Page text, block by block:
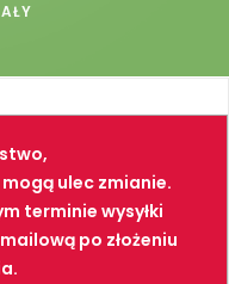
SPAWALNICTWO
PNEUMATYKA
ulec zmianie.
terminie wysyłki
po złożeniu